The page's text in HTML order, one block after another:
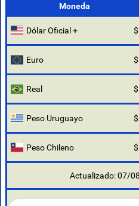
Moneda
Dólar Oficial +
Euro
Real
Peso Uruguayo
Peso Chileno
Actualizado: 07/